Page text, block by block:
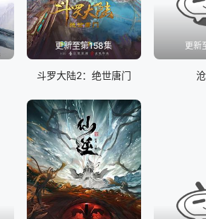
更新至第158集
斗罗大陆2：绝世唐门
更新